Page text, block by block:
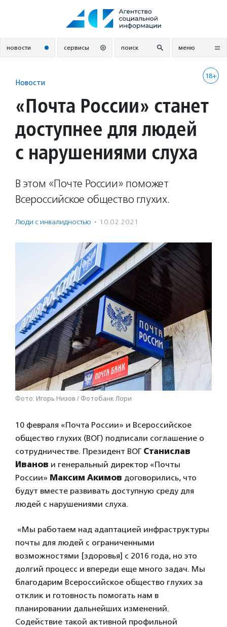
новости сервисы поиск меню
18+
Новости
«Почта России» станет
доступнее для людей
с нарушениями слуха
В этом «Почте России» поможет
Всероссийское общество глухих.
Люди с инвалидностью · 10.02.2021
Фото: Игорь Низов / Фотобанк Лори
10 февраля «Почта России» и Всероссийское
общество глухих (ВОГ) подписали соглашение о
сотрудничестве. Президент ВОГ Станислав
Иванов и генеральный директор «Почты
России» Максим Акимов договорились, что
будут вместе развивать доступную среду для
людей с нарушениями слуха.
«Мы работаем над адаптацией инфраструктуры
почты для людей с ограниченными
возможностями [здоровья] с 2016 года, но это
долгий процесс и впереди еще много задач. Мы
благодарим Всероссийское общество глухих за
отклик и готовность помогать нам в
планировании дальнейших изменений.
Содействие такой активной профильной